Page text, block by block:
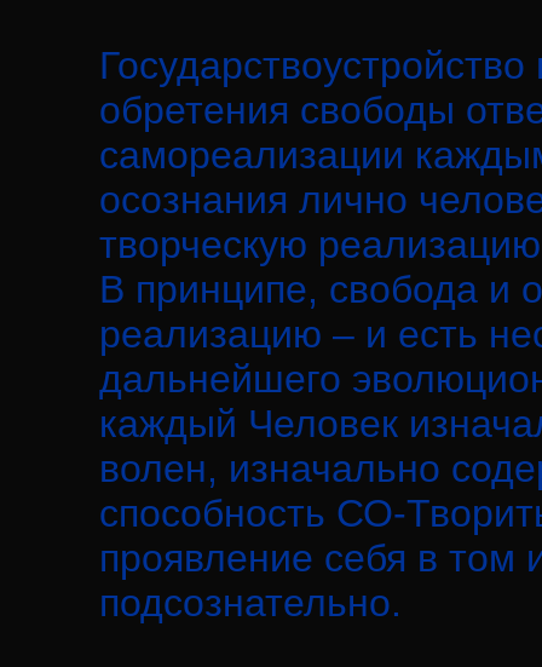
обретения свободы
самореализации
осознания лично
творческую
В принципе, свобода и
реализацию – и есть
дальнейшего
каждый Человек
волен, изначально
способность СО-
проявление себя в том
подсознательно.